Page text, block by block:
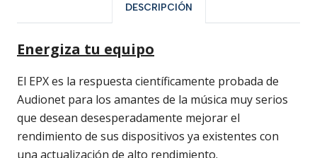
DESCRIPCIÓN
Energiza tu equipo
El EPX es la respuesta científicamente probada de
Audionet para los amantes de la música muy serios
que desean desesperadamente mejorar el
rendimiento de sus dispositivos ya existentes con
una actualización de alto rendimiento.